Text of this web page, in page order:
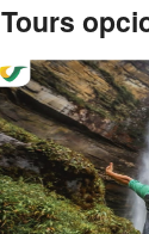
Tours